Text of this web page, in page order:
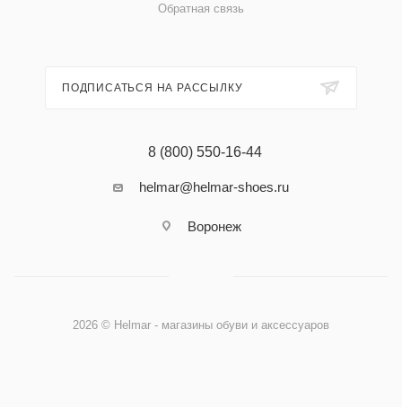
Обратная связь
ПОДПИСАТЬСЯ НА РАССЫЛКУ
8 (800) 550-16-44
helmar@helmar-shoes.ru
Воронеж
2026 © Helmar - магазины обуви и аксессуаров